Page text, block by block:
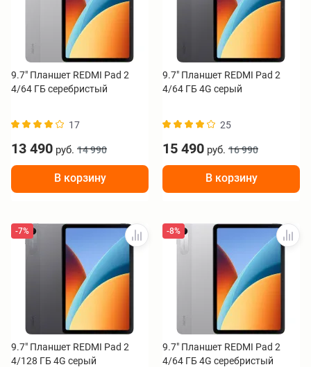
9.7" Планшет REDMI Pad 2
4/64 ГБ серебристый
17
13 490 руб. 14 990
В корзину
9.7" Планшет REDMI Pad 2
4/64 ГБ 4G серый
25
15 490 руб. 16 990
В корзину
-7%
9.7" Планшет REDMI Pad 2
4/128 ГБ 4G серый
-8%
9.7" Планшет REDMI Pad 2
4/64 ГБ 4G серебристый